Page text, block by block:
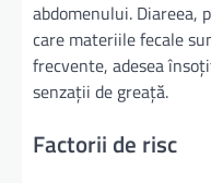
abdomenului. Diareea,
care materiile fecale
frecvente, adesea
senzații de greață.
Factorii de risc